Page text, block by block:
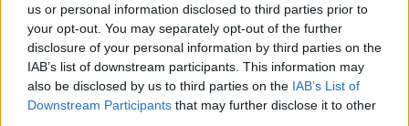
us or personal information disclosed to third parties prior to
your opt-out. You may separately opt-out of the further
disclosure of your personal information by third parties on the
IAB’s list of downstream participants. This information may
also be disclosed by us to third parties on the IAB’s List of
Downstream Participants that may further disclose it to other
Info
Tietoa meistä
Yhteistyössä
Kesä!